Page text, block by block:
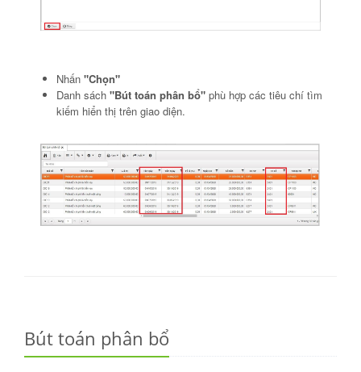
Nhấn "Chọn"
Danh sách "Bút toán phân bổ" phù hợp các tiêu chí tìm
kiếm hiển thị trên giao diện.
Bút toán phân bổ